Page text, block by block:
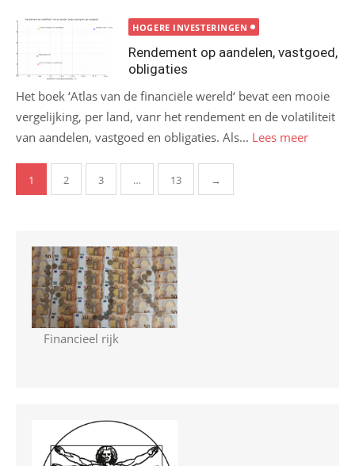
HOGERE INVESTERINGEN
Rendement op aandelen, vastgoed,
obligaties
Het boek ‘Atlas van de financiële wereld‘ bevat een mooie
vergelijking, per land, vanr het rendement en de volatiliteit
van aandelen, vastgoed en obligaties. Als... Lees meer
Berichten
paginering
1 2 3 … 13 →
Financieel rijk